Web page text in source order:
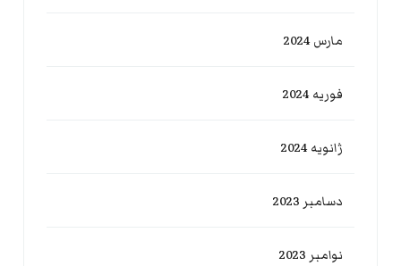
مارس 2024
فوریه 2024
ژانویه 2024
دسامبر 2023
نوامبر 2023